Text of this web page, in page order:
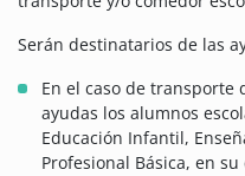
Serán destinatarios de las
En el caso de
ayudas los alumnos
Educación Infantil,
Profesional Básica, en